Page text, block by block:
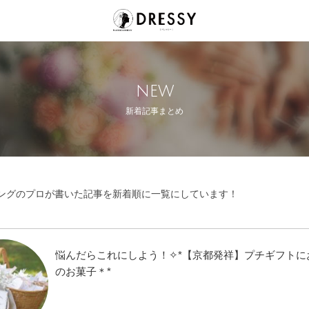
new
新着記事まとめ
グのプロが書いた記事を新着順に一覧にしています！
悩んだらこれにしよう！✧*【京都発祥】プチギフトに
のお菓子＊*